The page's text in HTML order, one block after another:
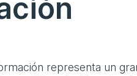
representa un